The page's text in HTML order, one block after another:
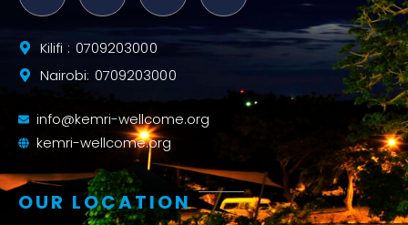
Kilifi : 0709203000
Nairobi: 0709203000
info@kemri-wellcome.org
kemri-wellcome.org
OUR LOCATION